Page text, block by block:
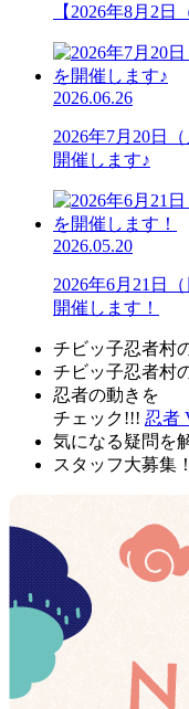
【2026年8月2
2026.06.26
2026年7月20日
開催します♪
2026.05.20
2026年6月21日
開催します！
チビッ子忍者村
チビッ子忍者村
忍者の動きを
チェック!!! 忍者
気になる疑問を
スタッフ大募集！